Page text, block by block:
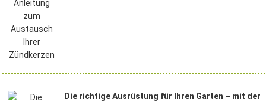
Die richtige Ausrüstung für Ihren Garten – mit der